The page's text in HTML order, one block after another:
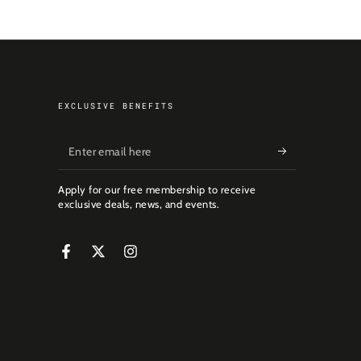
EXCLUSIVE BENEFITS
Enter
email
here
Apply for our free membership to receive
exclusive deals, news, and events.
FacebookTwitterInstagram